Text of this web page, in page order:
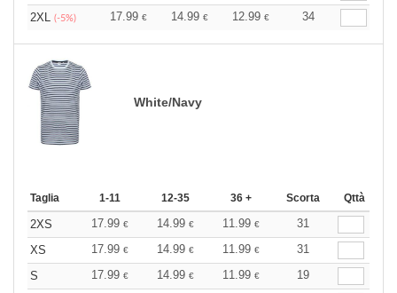
2XL (-5%) 17.99 € 14.99 € 12.99 € 34
White/Navy
Taglia 1-11 12-35 36 + Scorta Qttà
2XS 17.99 € 14.99 € 11.99 €
31
XS
17.99 € 14.99 € 11.99 €
31
S
17.99 € 14.99 € 11.99 €
19